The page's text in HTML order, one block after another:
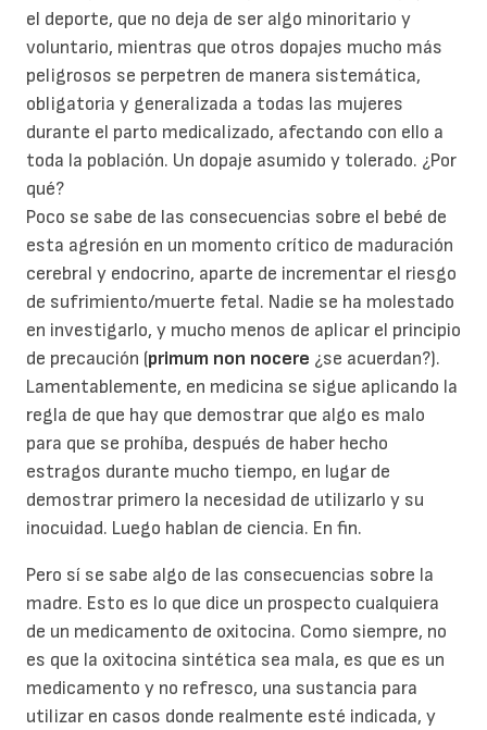
el deporte, que no deja de ser algo minoritario y
voluntario, mientras que otros dopajes mucho más
peligrosos se perpetren de manera sistemática,
obligatoria y generalizada a todas las mujeres
durante el parto medicalizado, afectando con ello a
toda la población. Un dopaje asumido y tolerado. ¿Por
qué?
Poco se sabe de las consecuencias sobre el bebé de
esta agresión en un momento crítico de maduración
cerebral y endocrino, aparte de incrementar el riesgo
de sufrimiento/muerte fetal. Nadie se ha molestado
en investigarlo, y mucho menos de aplicar el principio
de precaución (primum non nocere ¿se acuerdan?).
Lamentablemente, en medicina se sigue aplicando la
regla de que hay que demostrar que algo es malo
para que se prohíba, después de haber hecho
estragos durante mucho tiempo, en lugar de
demostrar primero la necesidad de utilizarlo y su
inocuidad. Luego hablan de ciencia. En fin.
Pero sí se sabe algo de las consecuencias sobre la
madre. Esto es lo que dice un prospecto cualquiera
de un medicamento de oxitocina. Como siempre, no
es que la oxitocina sintética sea mala, es que es un
medicamento y no refresco, una sustancia para
utilizar en casos donde realmente esté indicada, y